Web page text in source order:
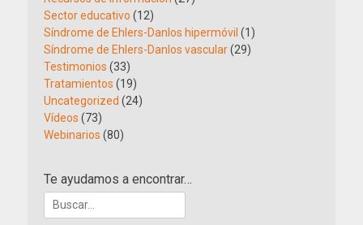
Sector educativo (12)
Síndrome de Ehlers-Danlos hipermóvil (1)
Síndrome de Ehlers-Danlos vascular(29)
Testimonios (33)
Tratamientos (19)
Uncategorized (24)
Vídeos (73)
Webinarios (80)
Te ayudamos a encontrar…
Buscar: